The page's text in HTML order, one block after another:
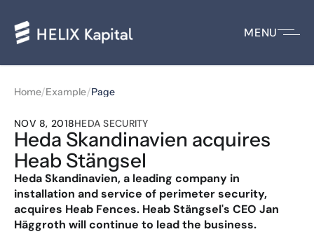
MENU
Home/Example/Page
NOV 8, 2018HEDA SECURITY
Heda Skandinavien acquires
Heab Stängsel
Heda Skandinavien, a leading company in
installation and service of perimeter security,
acquires Heab Fences. Heab Stängsel's CEO Jan
Häggroth will continue to lead the business.